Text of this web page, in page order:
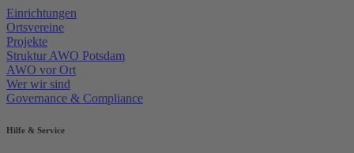
Einrichtungen
Ortsvereine
Projekte
Struktur AWO Potsdam
AWO vor Ort
Wer wir sind
Governance & Compliance
Hilfe & Service